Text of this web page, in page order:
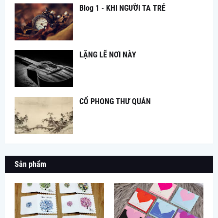
Blog 1 - KHI NGƯỜI TA TRẺ
LẶNG LẼ NƠI NÀY
CỔ PHONG THƯ QUÁN
Sản phẩm